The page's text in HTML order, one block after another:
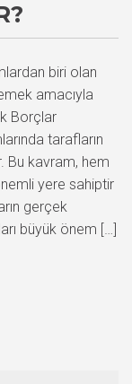
biri olan
amacıyla
Borçlar
tarafların
Bu kavram, hem
yere sahiptir
gerçek
büyük önem […]